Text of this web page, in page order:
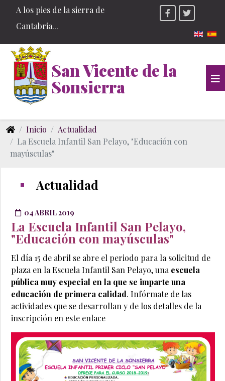
A los pies de la sierra de
Cantabria...
San Vicente de la
Sonsierra
Inicio
Actualidad
La Escuela Infantil San Pelayo, "Educación con
mayúsculas"
Actualidad
04 ABRIL 2019
La Escuela Infantil San Pelayo,
"Educación con mayúsculas"
El día 15 de abril se abre el periodo para la solicitud de
plaza en la Escuela Infantil San Pelayo, una escuela
pública muy especial en la que se imparte una
educación de primera calidad. Infórmate de las
actividades que se desarrollan y de los detalles de la
inscripción en este enlace